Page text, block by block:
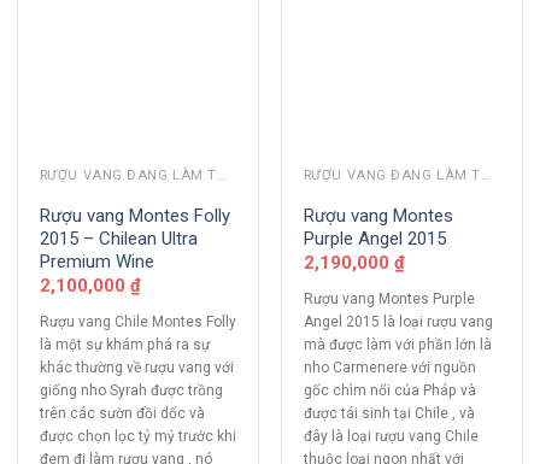
RƯỢU VANG ĐANG LÀM THỊ TRƯỜNG
Rượu vang Montes Folly
2015 – Chilean Ultra
Premium Wine
2,100,000 ₫
Rượu vang Chile Montes Folly
là một sự khám phá ra sự
khác thường về rượu vang với
giống nho Syrah được trồng
trên các sườn đồi dốc và
được chọn lọc tỷ mỷ trước khi
đem đi làm rượu vang , nó
RƯỢU VANG ĐANG LÀM THỊ TRƯỜNG
Rượu vang Montes
Purple Angel 2015
2,190,000 ₫
Rượu vang Montes Purple
Angel 2015 là loại rượu vang
mà được làm với phần lớn là
nho Carmenere với nguồn
gốc chìm nổi của Pháp và
được tái sinh tại Chile , và
đây là loại rượu vang Chile
thuộc loại ngon nhất với